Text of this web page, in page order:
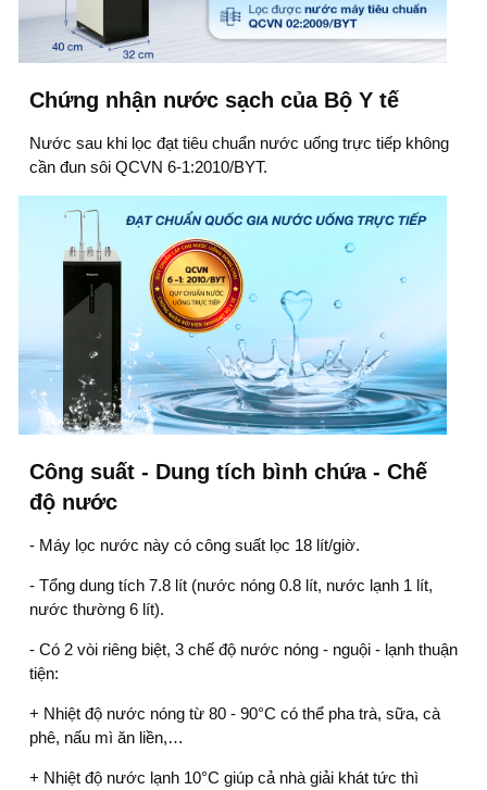
Chứng nhận nước sạch của Bộ Y tế
Nước sau khi lọc đạt tiêu chuẩn nước uống trực tiếp không
cần đun sôi QCVN 6-1:2010/BYT.
Công suất - Dung tích bình chứa - Chế
độ nước
- Máy lọc nước này có công suất lọc 18 lít/giờ.
- Tổng dung tích 7.8 lít (nước nóng 0.8 lít, nước lạnh 1 lít,
nước thường 6 lít).
- Có 2 vòi riêng biệt, 3 chế độ nước nóng - nguội - lạnh thuận
tiện:
+ Nhiệt độ nước nóng từ 80 - 90°C có thể pha trà, sữa, cà
phê, nấu mì ăn liền,…
+ Nhiệt độ nước lạnh 10°C giúp cả nhà giải khát tức thì